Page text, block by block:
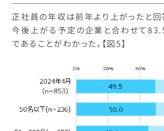
正社員の年収は前年より上がったと
今後上がる予定の企業と合わせて
であることがわかった。【図5】